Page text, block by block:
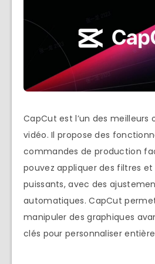
CapCut est l’un des meilleurs
vidéo. Il propose des
commandes de production
pouvez appliquer des filtres
puissants, avec des
automatiques. CapCut
manipuler des graphiques
clés pour personnaliser